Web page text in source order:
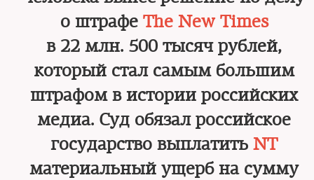
о штрафеThe New Times
в 22 млн. 500 тысяч рублей,
который стал самым большим
штрафом в истории российских
медиа. Суд обязал российское
государство выплатить NT
материальный ущерб на сумму